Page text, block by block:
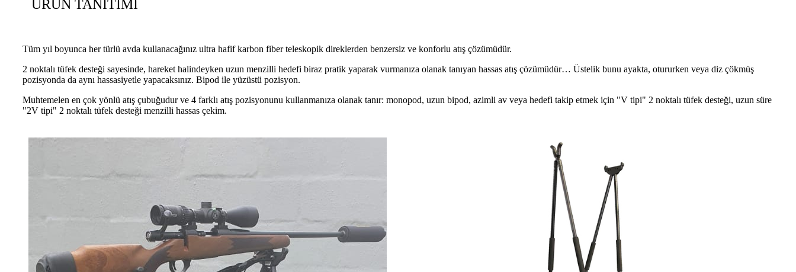
ÜRÜN TANITIMI
Tüm yıl boyunca her türlü avda kullanacağınız ultra hafif karbon fiber teleskopik direklerden benzersiz ve konforlu atış çözümüdür.
2 noktalı tüfek desteği sayesinde, hareket halindeyken uzun menzilli hedefi biraz pratik yaparak vurmanıza olanak tanıyan hassas atış çözümüdür… Üstelik bunu ayakta, otururken veya diz çökmüş
pozisyonda da aynı hassasiyetle yapacaksınız. Bipod ile yüzüstü pozisyon.
Muhtemelen en çok yönlü atış çubuğudur ve 4 farklı atış pozisyonunu kullanmanıza olanak tanır: monopod, uzun bipod, azimli av veya hedefi takip etmek için "V tipi" 2 noktalı tüfek desteği, uzun süre
"2V tipi" 2 noktalı tüfek desteği menzilli hassas çekim.